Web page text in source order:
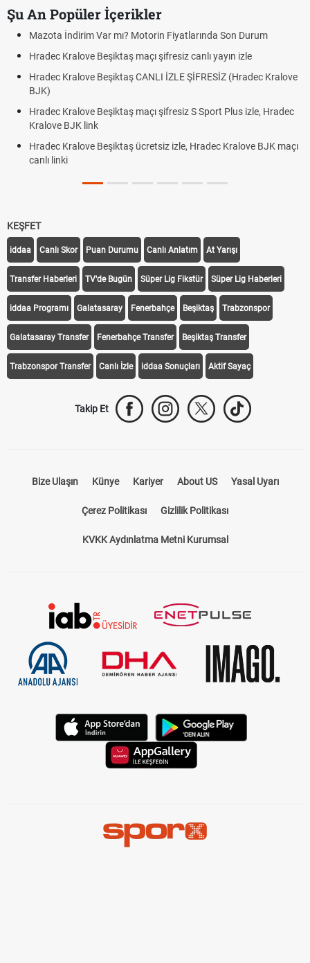
Şu An Popüler İçerikler
Mazota İndirim Var mı? Motorin Fiyatlarında Son Durum
Hradec Kralove Beşiktaş maçı şifresiz canlı yayın izle
Hradec Kralove Beşiktaş CANLI İZLE ŞİFRESİZ (Hradec Kralove
BJK)
Hradec Kralove Beşiktaş maçı şifresiz S Sport Plus izle, Hradec
Kralove BJK link
Hradec Kralove Beşiktaş ücretsiz izle, Hradec Kralove BJK maçı
canlı linki
KEŞFET
iddaa Canlı Skor Puan Durumu Canlı Anlatım At Yarışı
Transfer Haberleri TV'de Bugün Süper Lig Fikstür Süper Lig Haberleri
iddaa Programı Galatasaray Fenerbahçe Beşiktaş Trabzonspor
Galatasaray Transfer Fenerbahçe Transfer Beşiktaş Transfer
Trabzonspor Transfer Canlı İzle iddaa Sonuçları Aktif Sayaç
Takip Et
Bize Ulaşın Künye Kariyer About US Yasal Uyarı
Çerez Politikası Gizlilik Politikası
KVKK Aydınlatma Metni Kurumsal